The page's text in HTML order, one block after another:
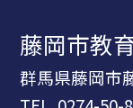
藤岡市教
群馬県藤岡市